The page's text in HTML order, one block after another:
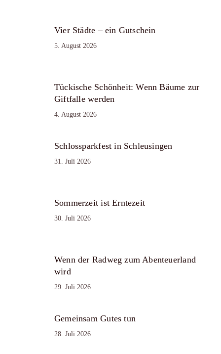
Vier Städte – ein Gutschein
5. August 2026
Tückische Schönheit: Wenn Bäume zur
Giftfalle werden
4. August 2026
Schlossparkfest in Schleusingen
31. Juli 2026
Sommerzeit ist Erntezeit
30. Juli 2026
Wenn der Radweg zum Abenteuerland
wird
29. Juli 2026
Gemeinsam Gutes tun
28. Juli 2026